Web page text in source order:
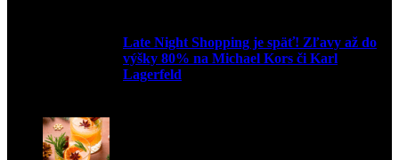
Late Night Shopping je späť! Zľavy až do
výšky 80% na Michael Kors či Karl
Lagerfeld